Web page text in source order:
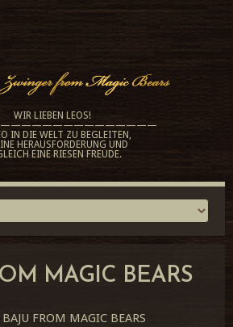
WIR LIEBEN LEOS!
IN DIE WELT ZU BEGLEITEN,
HERAUSFORDERUNG UND
EINE RIESEN FREUDE.
MAGIC BEARS
BAJU FROM MAGIC BEARS